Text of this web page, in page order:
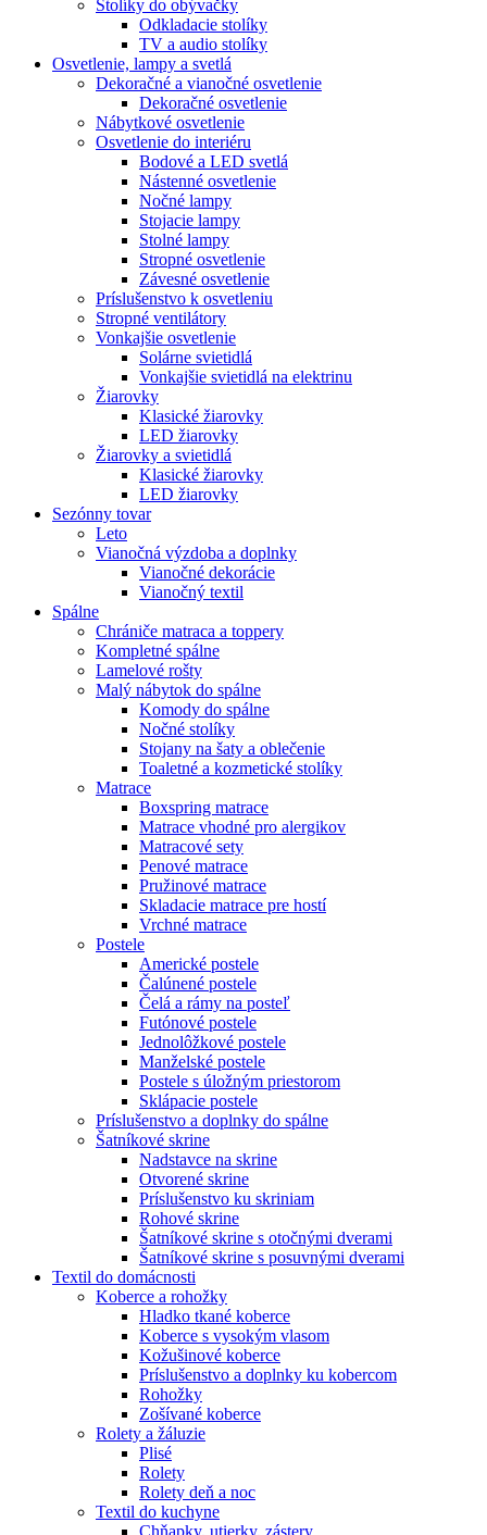
Stolíky do obývačky
Odkladacie stolíky
TV a audio stolíky
Osvetlenie, lampy a svetlá
Dekoračné a vianočné osvetlenie
Dekoračné osvetlenie
Nábytkové osvetlenie
Osvetlenie do interiéru
Bodové a LED svetlá
Nástenné osvetlenie
Nočné lampy
Stojacie lampy
Stolné lampy
Stropné osvetlenie
Závesné osvetlenie
Príslušenstvo k osvetleniu
Stropné ventilátory
Vonkajšie osvetlenie
Solárne svietidlá
Vonkajšie svietidlá na elektrinu
Žiarovky
Klasické žiarovky
LED žiarovky
Žiarovky a svietidlá
Klasické žiarovky
LED žiarovky
Sezónny tovar
Leto
Vianočná výzdoba a doplnky
Vianočné dekorácie
Vianočný textil
Spálne
Chrániče matraca a toppery
Kompletné spálne
Lamelové rošty
Malý nábytok do spálne
Komody do spálne
Nočné stolíky
Stojany na šaty a oblečenie
Toaletné a kozmetické stolíky
Matrace
Boxspring matrace
Matrace vhodné pro alergikov
Matracové sety
Penové matrace
Pružinové matrace
Skladacie matrace pre hostí
Vrchné matrace
Postele
Americké postele
Čalúnené postele
Čelá a rámy na posteľ
Futónové postele
Jednolôžkové postele
Manželské postele
Postele s úložným priestorom
Sklápacie postele
Príslušenstvo a doplnky do spálne
Šatníkové skrine
Nadstavce na skrine
Otvorené skrine
Príslušenstvo ku skriniam
Rohové skrine
Šatníkové skrine s otočnými dverami
Šatníkové skrine s posuvnými dverami
Textil do domácnosti
Koberce a rohožky
Hladko tkané koberce
Koberce s vysokým vlasom
Kožušinové koberce
Príslušenstvo a doplnky ku kobercom
Rohožky
Zošívané koberce
Rolety a žáluzie
Plisé
Rolety
Rolety deň a noc
Textil do kuchyne
Chňapky, utierky, zástery